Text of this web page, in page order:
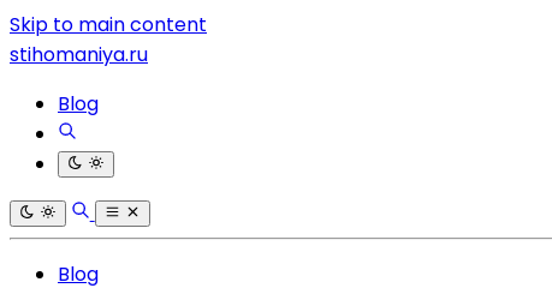
Skip to main content
stihomaniya.ru
Blog
Blog